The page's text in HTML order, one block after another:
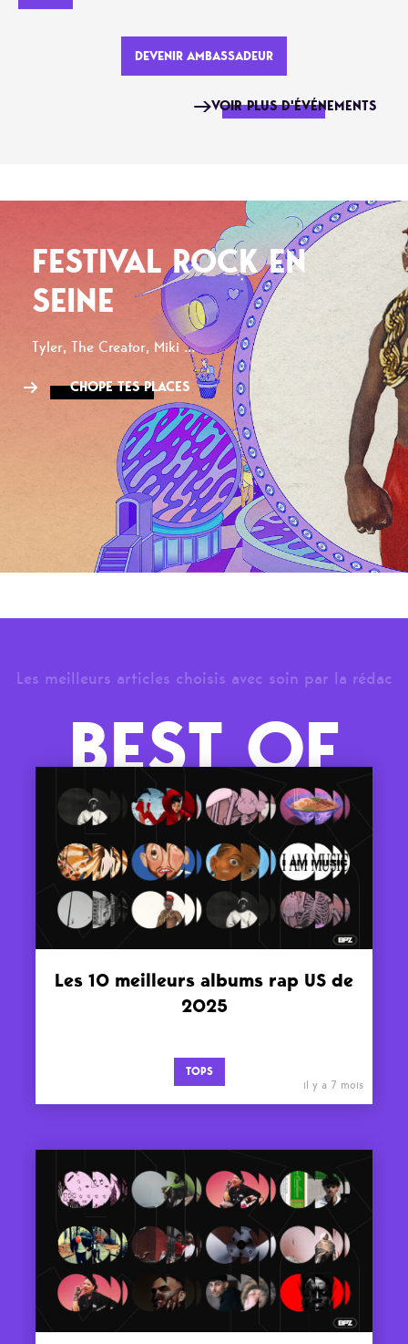
DEVENIR AMBASSADEUR
VOIR PLUS D'ÉVÉNEMENTS
FESTIVAL ROCK EN
SEINE
Tyler, The Creator, Miki ...
CHOPE TES PLACES
Les meilleurs articles choisis avec soin par la rédac
BEST OF
Les 10 meilleurs albums rap US de
2025
TOPS
il y a 7 mois